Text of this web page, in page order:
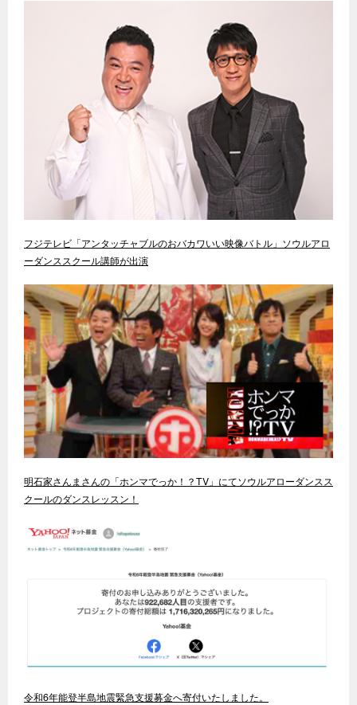
フジテレビ「アンタッチャブルのおバカワいい映像バトル」ソウルアロ
ーダンススクール講師が出演
明石家さんまさんの「ホンマでっか！？TV」にてソウルアローダンスス
クールのダンスレッスン！
令和6年能登半島地震緊急支援募金へ寄付いたしました。